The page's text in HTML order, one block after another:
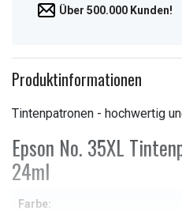
Über 500.000 Kunden!
Produktinformationen
Tintenpatronen - hochwertig
Epson No. 35XL
24ml
Farbe: